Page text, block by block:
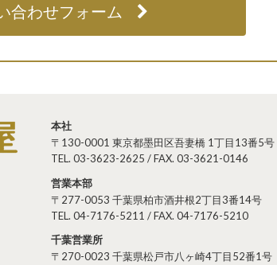
合わせフォーム
本社
〒130-0001 東京都墨田区吾妻橋 1丁目13番5号
TEL. 03-3623-2625 / FAX. 03-3621-0146
営業本部
〒277-0053 千葉県柏市酒井根2丁目3番14号
TEL. 04-7176-5211 / FAX. 04-7176-5210
千葉営業所
〒270-0023 千葉県松戸市八ヶ崎4丁目52番1号